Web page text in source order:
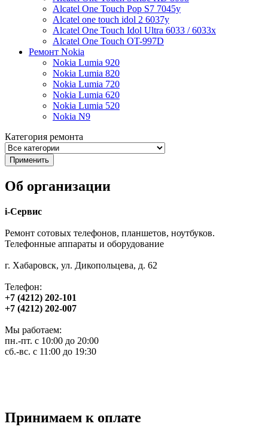
Alcatel One Touch Pop S7 7045y
Alcatel one touch idol 2 6037y
Alcatel One Touch Idol Ultra 6033 / 6033x
Alcatel One Touch OT-997D
Ремонт Nokia
Nokia Lumia 920
Nokia Lumia 820
Nokia Lumia 720
Nokia Lumia 620
Nokia Lumia 520
Nokia N9
Категория ремонта
Об организации
i-Сервис
Ремонт сотовых телефонов, планшетов, ноутбуков.
Телефонные аппараты и оборудование
г. Хабаровск, ул. Дикопольцева, д. 62
Телефон:
+7 (4212) 202-101
+7 (4212) 202-007
Мы работаем:
пн.-пт. с 10:00 до 20:00
сб.-вс. с 11:00 до 19:30
Принимаем к оплате